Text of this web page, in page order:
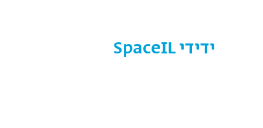
ידידי SpaceIL